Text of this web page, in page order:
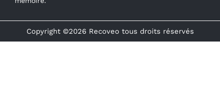
Copyright ©2026 Recoveo tous droits réservés